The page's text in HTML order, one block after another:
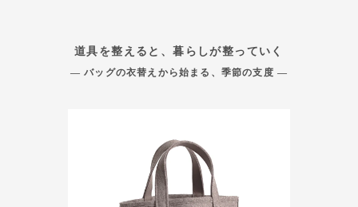
道具を整えると、暮らしが整っていく
— バッグの衣替えから始まる、季節の支度 —